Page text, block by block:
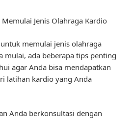
Jenis Olahraga Kardio
memulai jenis olahraga
mulai, ada beberapa tips penting
agar Anda bisa mendapatkan
latihan kardio yang Anda
Anda berkonsultasi dengan